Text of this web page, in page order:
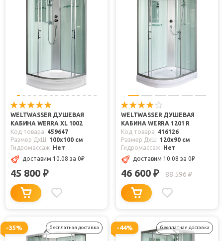
WELTWASSER ДУШЕВАЯ
КАБИНА WERRA XL 1002
Код товара
459647
Размер ДхШ
100x100 см
Гидромассаж
Нет
доставим 10.08 за 0₽
45 800 ₽
WELTWASSER ДУШЕВАЯ
КАБИНА WERRA 1201 R
Код товара
416126
Размер ДхШ
120x90 см
Гидромассаж
Нет
доставим 10.08 за 0₽
46 600 ₽ 88 596₽
-35% бесплатная доставка -44% бесплатная доставка